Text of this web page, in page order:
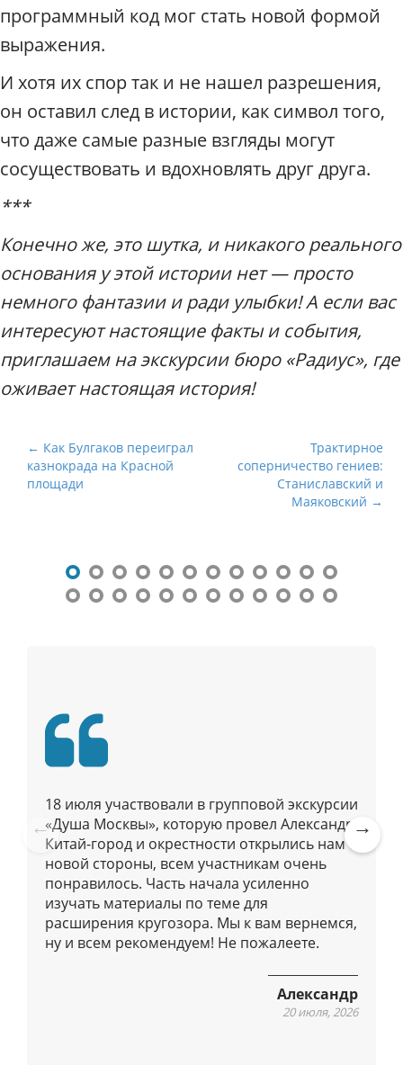
программный код мог стать новой формой
выражения.
И хотя их спор так и не нашел разрешения,
он оставил след в истории, как символ того,
что даже самые разные взгляды могут
сосуществовать и вдохновлять друг друга.
***
Конечно же, это шутка, и никакого реального
основания у этой истории нет — просто
немного фантазии и ради улыбки! А если вас
интересуют настоящие факты и события,
приглашаем на экскурсии бюро «Радиус», где
оживает настоящая история!
Н
а
в
к
← Как Булгаков переиграл
казнокрада на Красной
площади
Трактирное
соперничество гениев:
Станиславский и
Маяковский →
Pre
vio
us
18 июля участвовали в групповой экскурсии
«Душа Москвы», которую провел Александр.
Китай-город и окрестности открылись нам с
новой стороны, всем участникам очень
понравилось. Часть начала усиленно
изучать материалы по теме для
расширения кругозора. Мы к вам вернемся,
ну и всем рекомендуем! Не пожалеете.
Александр
20 июля, 2026
Ne